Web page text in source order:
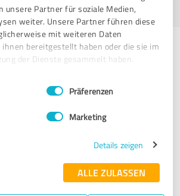
unsere Partner für soziale Medien,
weiter. Unsere Partner führen diese
mit weiteren Daten
ihnen bereitgestellt haben oder die sie im
der Dienste gesammelt haben.
Präferenzen
Marketing
Details zeigen
ALLE ZULASSEN
melden
zu weiteren
aus dem Bereich
Dienstleistungen